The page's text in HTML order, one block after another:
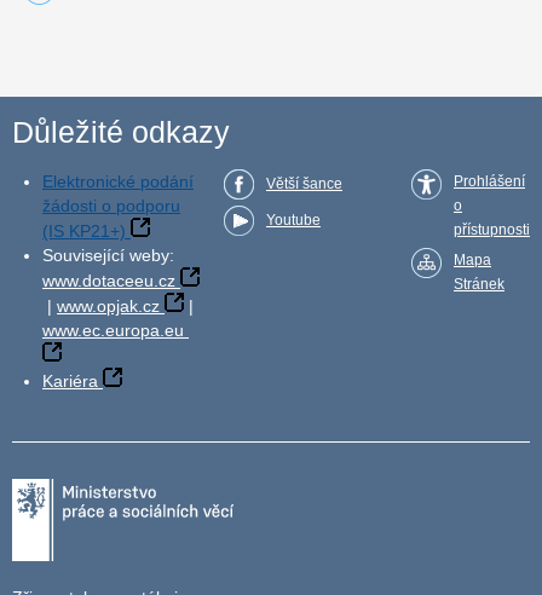
Důležité odkazy
Elektronické podání
žádosti o podporu
(IS KP21+)
Související weby:
www.dotaceeu.cz
| www.opjak.cz
|
www.ec.europa.eu
Kariéra
Větší šance
Youtube
Prohlášení
o
přístupnosti
Mapa
Stránek